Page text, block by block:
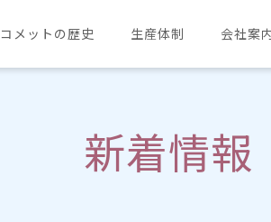
コメットの歴史 生産体制 会社案
新着情報